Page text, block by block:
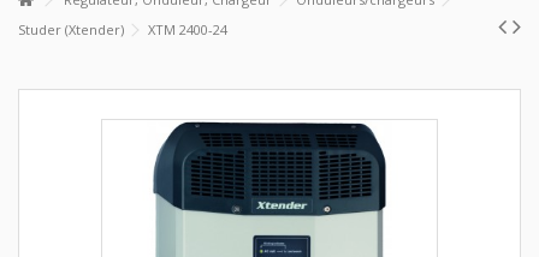
Studer (Xtender)
XTM 2400-24